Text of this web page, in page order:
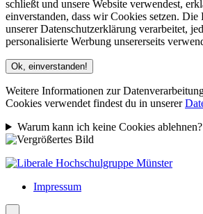
schließt und unsere Website verwendest,
einverstanden, dass wir Cookies setzen. Die
unserer Datenschutzerklärung verarbeitet,
personalisierte Werbung unsererseits
Ok, einverstanden!
Weitere Informationen zur
Cookies verwendet findest du in unserer
Warum kann ich keine Cookies ablehnen?
Impressum